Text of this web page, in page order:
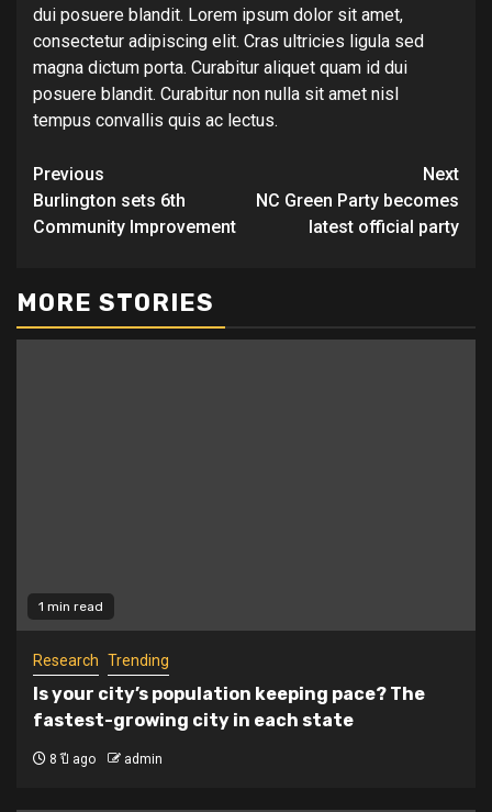
dui posuere blandit. Lorem ipsum dolor sit amet,
consectetur adipiscing elit. Cras ultricies ligula sed
magna dictum porta. Curabitur aliquet quam id dui
posuere blandit. Curabitur non nulla sit amet nisl
tempus convallis quis ac lectus.
Continue
Reading
Previous
Burlington sets 6th
Community Improvement
Next
NC Green Party becomes
latest official party
MORE STORIES
1 min read
Research Trending
Is your city’s population keeping pace? The
fastest-growing city in each state
8 ปี ago admin